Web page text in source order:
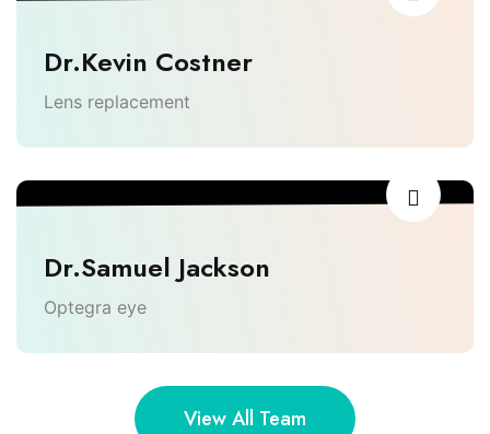
Dr.Kevin Costner
Lens replacement
Dr.Samuel Jackson
Optegra eye
View All Team